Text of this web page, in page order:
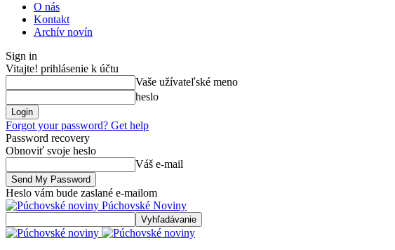
O nás
Kontakt
Archív novín
Sign in
Vitajte! prihlásenie k účtu
Vaše užívateľské meno
heslo
Forgot your password? Get help
Password recovery
Obnoviť svoje heslo
Váš e-mail
Heslo vám bude zaslané e-mailom
Púchovské Noviny